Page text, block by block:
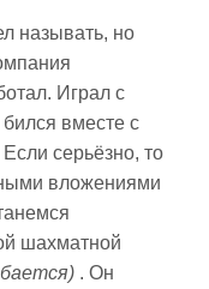
называть, но
Играл с
вместе с
Если серьёзно, то
вложениями
шахматной
. Он